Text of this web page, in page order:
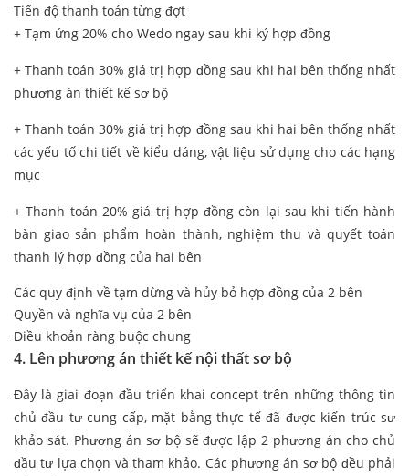
Tiến độ thanh toán từng đợt
+ Tạm ứng 20% cho Wedo ngay sau khi ký hợp đồng
+ Thanh toán 30% giá trị hợp đồng sau khi hai bên thống nhất
phương án thiết kế sơ bộ
+ Thanh toán 30% giá trị hợp đồng sau khi hai bên thống nhất
các yếu tố chi tiết về kiểu dáng, vật liệu sử dụng cho các hạng
mục
+ Thanh toán 20% giá trị hợp đồng còn lại sau khi tiến hành
bàn giao sản phẩm hoàn thành, nghiệm thu và quyết toán
thanh lý hợp đồng của hai bên
Các quy định về tạm dừng và hủy bỏ hợp đồng của 2 bên
Quyền và nghĩa vụ của 2 bên
Điều khoản ràng buộc chung
4. Lên phương án thiết kế nội thất sơ bộ
Đây là giai đoạn đầu triển khai concept trên những thông tin
chủ đầu tư cung cấp, mặt bằng thực tế đã được kiến trúc sư
khảo sát. Phương án sơ bộ sẽ được lập 2 phương án cho chủ
đầu tư lựa chọn và tham khảo. Các phương án sơ bộ đều phải